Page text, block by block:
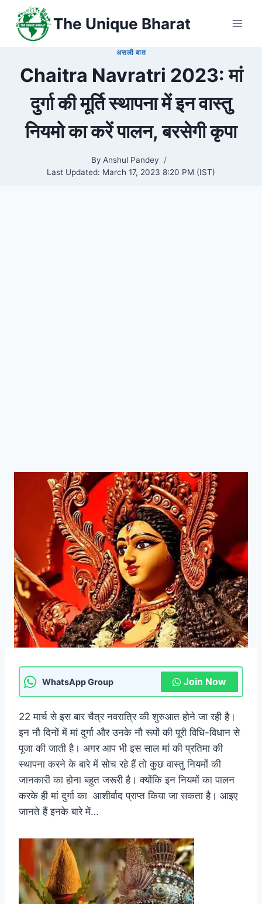
content
The Unique Bharat
असली बात
Chaitra Navratri 2023: मां
दुर्गा की मूर्ति स्थापना में इन वास्तु
नियमो का करें पालन, बरसेगी कृपा
By Anshul Pandey
Last Updated: March 17, 2023 8:20 PM (IST)
WhatsApp Group Join Now
22 मार्च से इस बार चैत्र नवरात्रि की शुरुआत होने जा रही है।
इन नौ दिनों में मां दुर्गा और उनके नौ रूपों की पूरी विधि-विधान से
पूजा की जाती है। अगर आप भी इस साल मां की प्रतिमा की
स्थापना करने के बारे में सोच रहे हैं तो कुछ वास्तु नियमों की
जानकारी का होना बहुत जरूरी है। क्योंकि इन नियमों का पालन
करके ही मां दुर्गा का आशीर्वाद प्राप्त किया जा सकता है। आइए
जानते हैं इनके बारे में…